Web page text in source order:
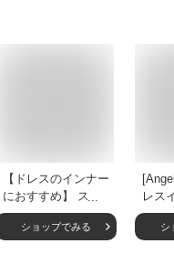
【ドレスのインナー
におすすめ】 スト
ラップ調節可能 キ
ッズ ペチコート ド
ショップでみる
レス
～
ずっ
シ